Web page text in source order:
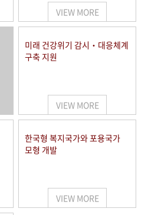
VIEW MORE
미래 건강위기 감시‧대응체계
구축 지원
VIEW MORE
한국형 복지국가와 포용국가
모형 개발
VIEW MORE